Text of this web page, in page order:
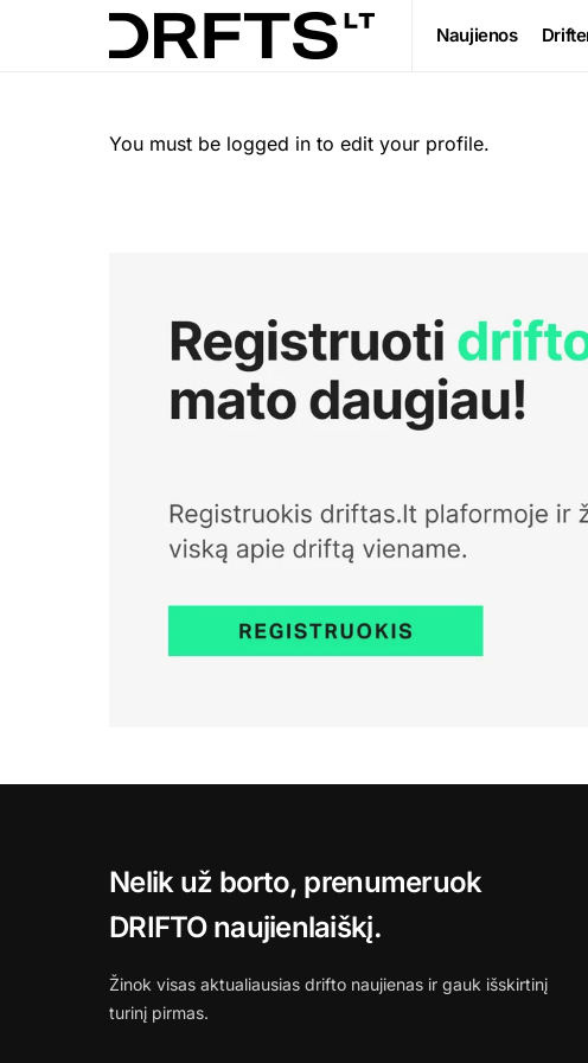
Naujienos
You must be logged in to edit your profile.
Nelik už borto, prenumeruok
DRIFTO naujienlaiškį.
Žinok visas aktualiausias drifto naujienas ir gauk išskirtinį
turinį pirmas.